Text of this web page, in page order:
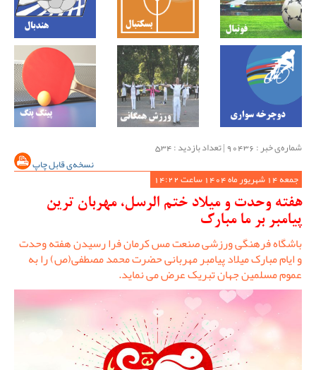
شماره‌ی خبر : ‌90436 | تعداد بازدید : 534
نسخه‌ی قابل چاپ
جمعه 14 شهریور ماه 1404 ساعت 14:22
هفته وحدت و میلاد ختم الرسل، مهربان ترین
پیامبر بر ما مبارک
باشگاه فرهنگی ورزشی صنعت مس کرمان فرا رسیدن هفته وحدت
و ایام مبارک میلاد پیامبر مهربانی حضرت محمد مصطفی(ص) را به
عموم مسلمین جهان تبریک عرض می نماید.